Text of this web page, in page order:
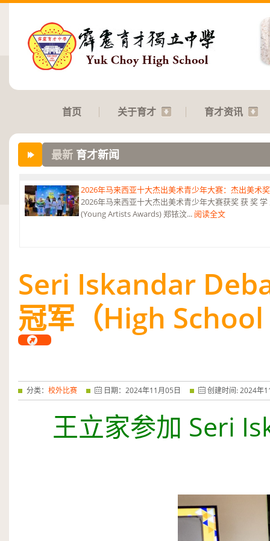
首页 关于育才 育才资讯
最新 育才新闻
——特优奖... 阅读全文
2026年马来西亚十大杰出美术青少年大赛：杰出美术
2026年马来西亚十大杰出美术青少年大赛获奖 获 奖
(Young Artists Awards) 郑铱汶... 阅读全文
Seri Iskan­dar
冠军（High
分类： 校外比赛 日期： 2024年11月05日 创建时间:2024年
王立家参加 Seri